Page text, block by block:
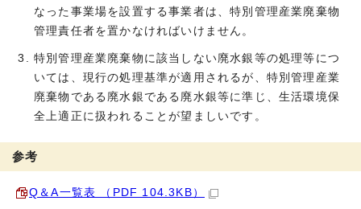
なった事業場を設置する事業者は、特別管理産業廃棄物
管理責任者を置かなければいけません。
特別管理産業廃棄物に該当しない廃水銀等の処理等につ
いては、現行の処理基準が適用されるが、特別管理産業
廃棄物である廃水銀である廃水銀等に準じ、生活環境保
全上適正に扱われることが望ましいです。
参考
Q＆A一覧表 （PDF 104.3KB）